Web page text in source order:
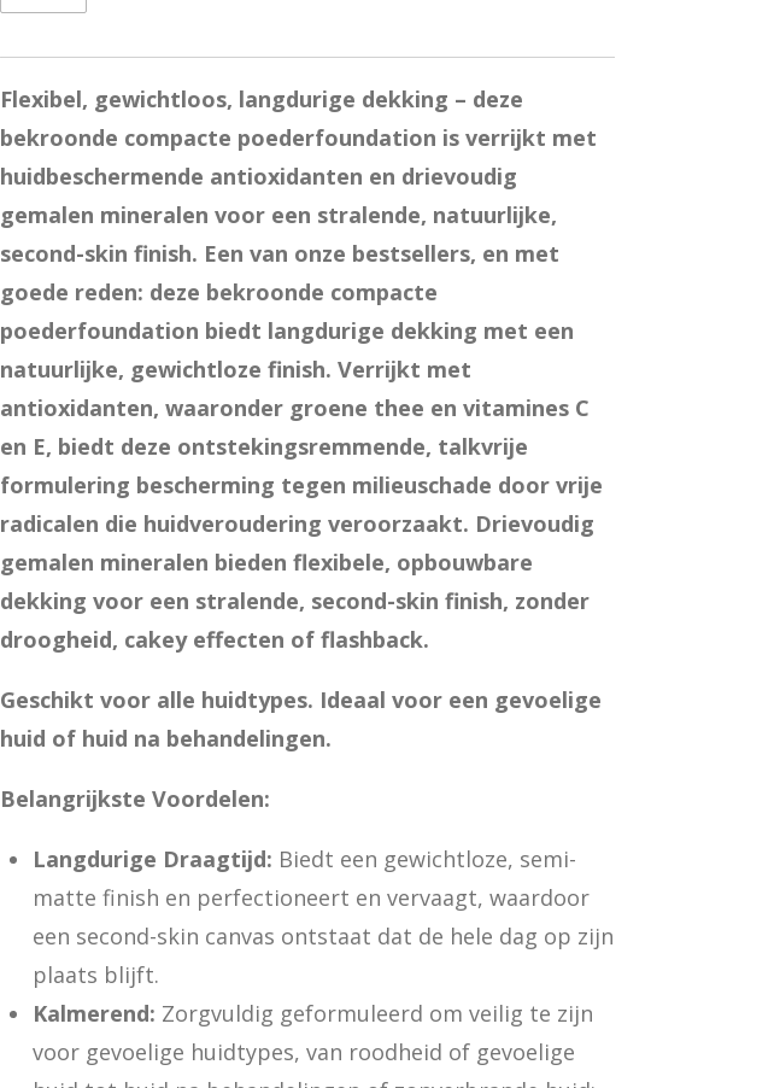
Flexibel, gewichtloos, langdurige dekking – deze
bekroonde compacte poederfoundation is verrijkt met
huidbeschermende antioxidanten en drievoudig
gemalen mineralen voor een stralende, natuurlijke,
second-skin finish. Een van onze bestsellers, en met
goede reden: deze bekroonde compacte
poederfoundation biedt langdurige dekking met een
natuurlijke, gewichtloze finish. Verrijkt met
antioxidanten, waaronder groene thee en vitamines C
en E, biedt deze ontstekingsremmende, talkvrije
formulering bescherming tegen milieuschade door vrije
radicalen die huidveroudering veroorzaakt. Drievoudig
gemalen mineralen bieden flexibele, opbouwbare
dekking voor een stralende, second-skin finish, zonder
droogheid, cakey effecten of flashback.
Geschikt voor alle huidtypes. Ideaal voor een gevoelige
huid of huid na behandelingen.
Belangrijkste Voordelen:
Langdurige Draagtijd: Biedt een gewichtloze, semi-
matte finish en perfectioneert en vervaagt, waardoor
een second-skin canvas ontstaat dat de hele dag op zijn
plaats blijft.
Kalmerend: Zorgvuldig geformuleerd om veilig te zijn
voor gevoelige huidtypes, van roodheid of gevoelige